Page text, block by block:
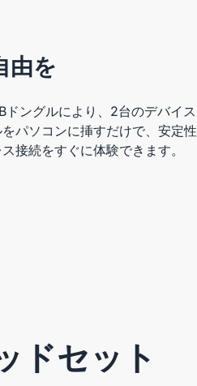
由を
ングルにより、2台のデバイス
パソコンに挿すだけで、安定性
接続をすぐに体験できます。
ドセット